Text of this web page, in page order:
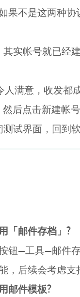
果不是这两种
实帐号就已经
人满意，收发都
后点击新建帐
试界面，回到
「邮件存档」?
钮—工具—邮件
，后续会考虑支
邮件模板?